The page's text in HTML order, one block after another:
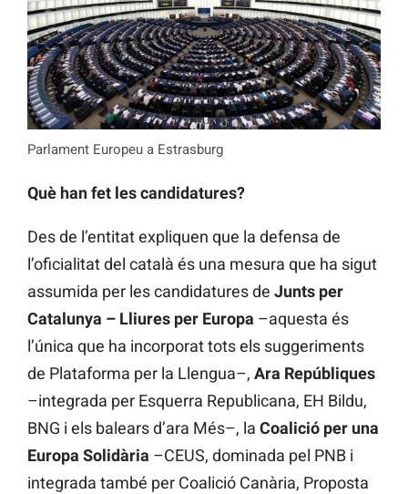
Parlament Europeu a Estrasburg
Què han fet les candidatures?
Des de l’entitat expliquen que la defensa de
l’oficialitat del català és una mesura que ha sigut
assumida per les candidatures de Junts per
Catalunya – Lliures per Europa –aquesta és
l’única que ha incorporat tots els suggeriments
de Plataforma per la Llengua–, Ara Repúbliques
–integrada per Esquerra Republicana, EH Bildu,
BNG i els balears d’ara Més–, la Coalició per una
Europa Solidària –CEUS, dominada pel PNB i
integrada també per Coalició Canària, Proposta